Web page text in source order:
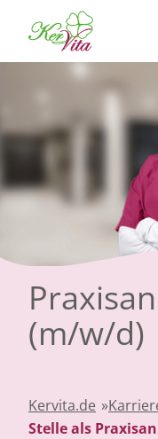
(m/w/d)
Kervita.de »
Stelle als